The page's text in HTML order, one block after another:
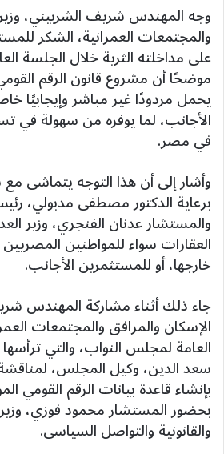
وجه المهندس شريف الشربيني،
والمجتمعات العمرانية، الشكر
على مداخلته الثرية خلال الجلسة
موضحًا أن مشروع قانون الرقم
يحمل مردودًا غير مباشر وإيجابيًا
الأجانب، لما يوفره من سهولة في
في مصر.
وأشار إلى أن هذا التوجه يتماشى
برعاية الدكتور مصطفى مدبولي،
والمستشار عدنان الفنجري، وزير
العقارات سواء للمواطنين
خارجها، أو للمستثمرين الأجانب.
جاء ذلك أثناء مشاركة المهندس
الإسكان والمرافق والمجتمعات
العامة لمجلس النواب، والتي
سعد الدين، وكيل المجلس،
بإنشاء قاعدة بيانات الرقم القومي
بحضور المستشار محمود فوزي، وزير
والقانونية والتواصل السياسى.